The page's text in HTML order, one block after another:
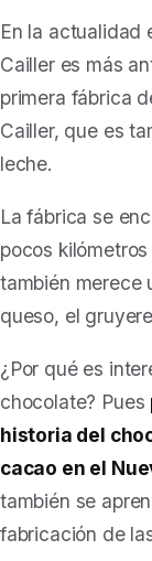
En la actualidad
Cailler es más
primera fábrica
Cailler, que es
leche.
La fábrica se
pocos
también merece
queso, el
¿Por qué es
chocolate? Pues
historia del
cacao en el
también se
fabricación de